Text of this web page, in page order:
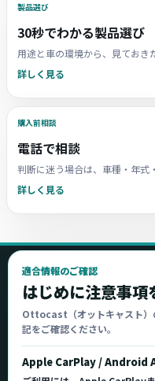
製品選び
30秒でわかる製品選び
用途と車の環境から、見ておき
詳しく見る
購入前相談
電話で相談
判断に迷う場合は、車種・年式
詳しく見る
適合情報のご確認
はじめに注意事項
Ottocast（オットキャスト）
記をご確認ください。
Apple CarPlay / Android
Ottocast
オットキャスト
Ottocast正規販売代理店
Ottocast（オットキャスト
合、サポート情報を日本国